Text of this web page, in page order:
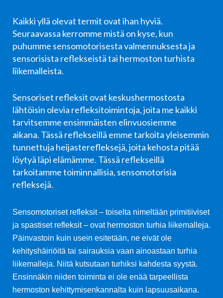
Kaikki yllä olevat termit ovat ihan hyviä.
Seuraavassa kerromme mistä on kyse, kun
puhumme sensomotorisesta valmennuksesta ja
sensorisista reflekseistä tai hermoston turhista
liikemalleista.
Sensoriset refleksit ovat keskushermostosta
lähtöisin olevia refleksitoimintoja, joita me kaikki
tarvitsemme ensimmäisten elinvuosiemme
aikana. Tässä reflekseillä emme tarkoita yleisemmin
tunnettuja heijasterefleksejä, joita kehosta pitää
löytyä läpi elämämme. Tässä reflekseillä
tarkoitamme toiminnallisia, sensomotorisia
refleksejä.
Sensomotoriset refleksit – toiselta nimeltään primitiiviset
ja spastiset refleksit – ovat hermoston turhia liikemalleja.
Päinvastoin kuin usein esitetään, ne eivät ole
kehityshäiriöitä tai sairauksia vaan ainoastaan turhia
liikemalleja. Niitä kutsutaan turhiksi kahdesta syystä.
Ensinnäkin niiden toiminta ei ole enää tarpeellista
hermoston kehittymisenkannalta kuin lapsuusaikana.